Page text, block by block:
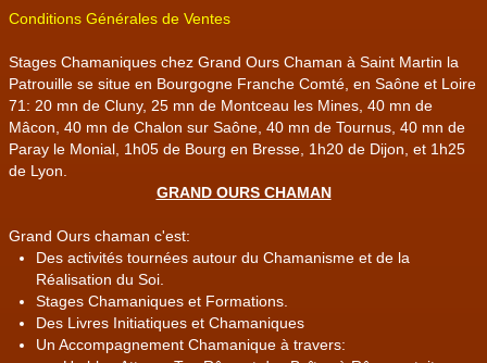
Conditions Générales de Ventes
Stages Chamaniques chez Grand Ours Chaman à Saint Martin la
Patrouille se situe en Bourgogne Franche Comté, en Saône et Loire
71: 20 mn de Cluny, 25 mn de Montceau les Mines, 40 mn de
Mâcon, 40 mn de Chalon sur Saône, 40 mn de Tournus, 40 mn de
Paray le Monial, 1h05 de Bourg en Bresse, 1h20 de Dijon, et 1h25
de Lyon.
GRAND OURS CHAMAN
Grand Ours chaman c'est:
Des activités tournées autour du Chamanisme et de la
Réalisation du Soi.
Stages Chamaniques et Formations.
Des Livres Initiatiques et Chamaniques
Un Accompagnement Chamanique à travers: